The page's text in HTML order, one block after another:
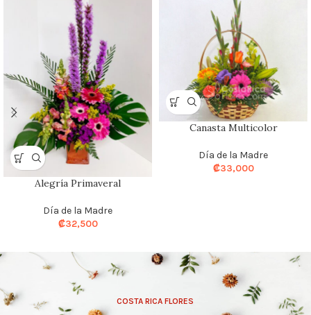
Alegría Primaveral
Día de la Madre
₡32,500
Canasta Multicolor
Día de la Madre
₡33,000
COSTA RICA FLORES